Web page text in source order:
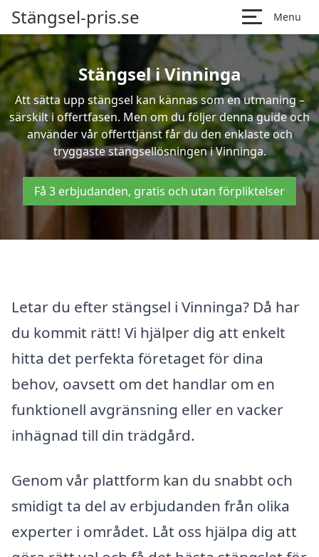
Stängsel-pris.se Menu
Stängsel i Vinninga
Att sätta upp stängsel kan kännas som en utmaning –
särskilt i offertfasen. Men om du följer denna guide och
använder vår offerttjänst får du den enklaste och
tryggaste stängsellösningen i Vinninga.
Få 3 erbjudanden, gratis och utan förpliktelser
Letar du efter stängsel i Vinninga? Då har
du kommit rätt! Vi hjälper dig att enkelt
hitta det perfekta företaget för dina
behov, oavsett om det handlar om en
funktionell avgränsning eller en vacker
inhägnad till din trädgård.
Genom vår plattform kan du snabbt och
smidigt ta del av erbjudanden från olika
experter i området. Låt oss hjälpa dig att